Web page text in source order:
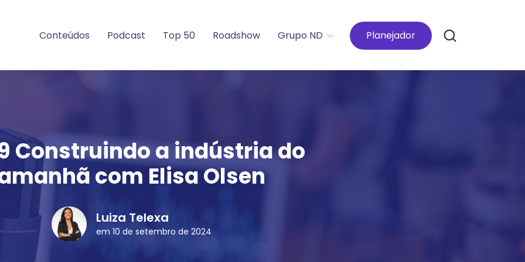
Conteúdos Podcast Top 50 Roadshow Grupo ND Planejador
Construindo a indústria do
com Elisa Olsen
Luiza Telexa
em 10 de setembro de 2024